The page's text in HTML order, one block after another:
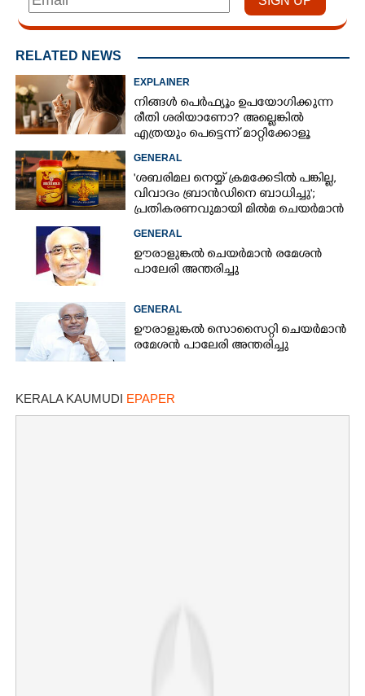
RELATED NEWS
EXPLAINER
നിങ്ങൾ പെർഫ്യൂം ഉപയോഗിക്കുന്ന
രീതി ശരിയാണോ? അല്ലെങ്കിൽ
എത്രയും പെട്ടെന്ന് മാറ്റിക്കോളൂ
GENERAL
'ശബരിമല നെയ്യ് ക്രമക്കേടിൽ പങ്കില്ല,
വിവാദം ബ്രാൻഡിനെ ബാധിച്ചു';
പ്രതികരണവുമായി മിൽമ ചെയർമാൻ
GENERAL
ഊരാളുങ്കൽ ചെയർമാൻ രമേശൻ
പാലേരി അന്തരിച്ചു
GENERAL
ഊരാളുങ്കൽ സൊസൈറ്റി ചെയർമാൻ
രമേശൻ പാലേരി അന്തരിച്ചു
KERALA KAUMUDI EPAPER